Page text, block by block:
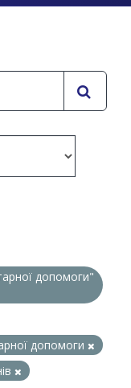
допомоги"
допомоги